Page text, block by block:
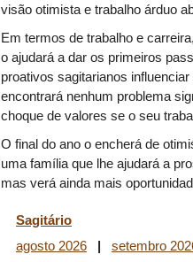
visão otimista e trabalho árduo
Em termos de trabalho e
o ajudará a dar os primeiros
proativos sagitarianos
encontrará nenhum problema
choque de valores se o seu
O final do ano o encherá de
uma família que lhe ajudará a
mas verá ainda mais
Sagitário
agosto 2026 | setembro